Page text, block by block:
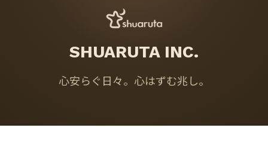
SHUARUTA INC.
心安らぐ日々。心はずむ兆し。